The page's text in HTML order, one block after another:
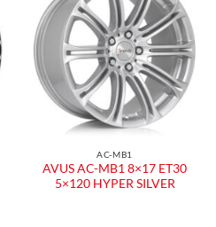
Aggiungi
alla lista
dei
desideri
AC-MB1
AVUS AC-MB1 8×17 ET30
5×120 HYPER SILVER